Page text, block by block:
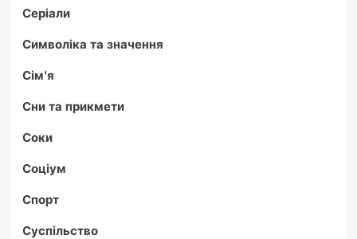
Серіали
Символіка та значення
Сім'я
Сни та прикмети
Соки
Соціум
Спорт
Суспільство